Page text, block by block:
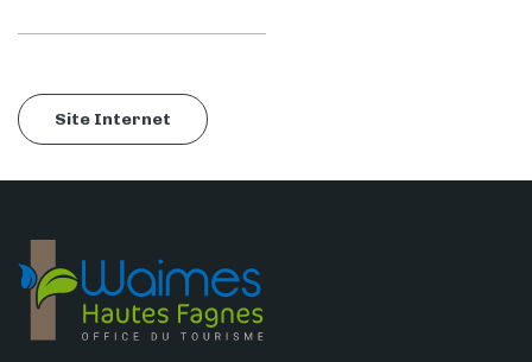
Site Internet